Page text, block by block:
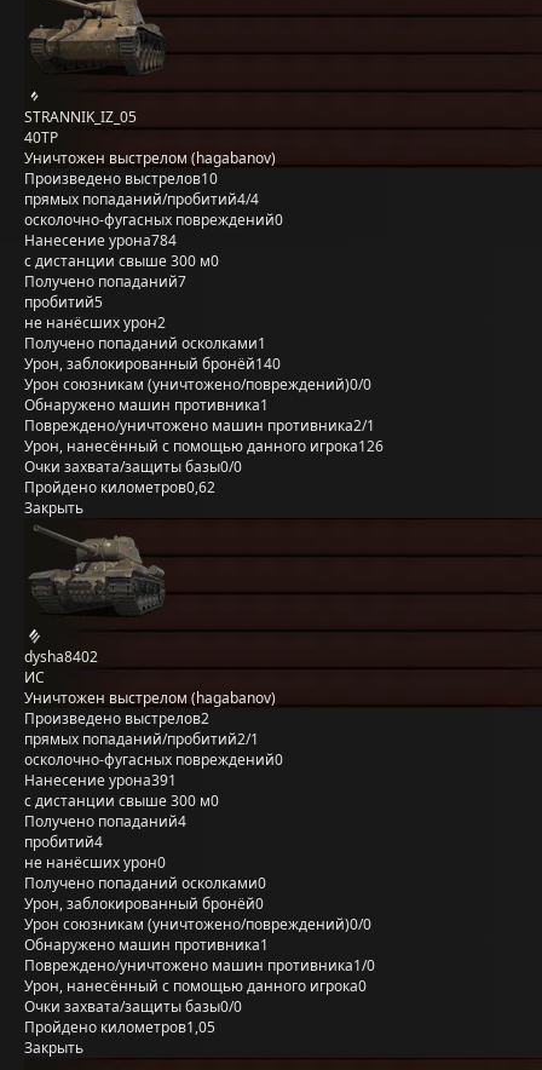
STRANNIK_IZ_05
40TP
Уничтожен выстрелом (hagabanov)
Произведено выстрелов10
прямых попаданий/пробитий4/4
осколочно-фугасных повреждений0
Нанесение урона784
с дистанции свыше 300 м0
Получено попаданий7
пробитий5
не нанёсших урон2
Получено попаданий осколками1
Урон, заблокированный бронёй140
Урон союзникам (уничтожено/повреждений)0/0
Обнаружено машин противника1
Повреждено/уничтожено машин противника2/1
Урон, нанесённый с помощью данного игрока126
Очки захвата/защиты базы0/0
Пройдено километров0,62
Закрыть
dysha8402
ИС
Уничтожен выстрелом (hagabanov)
Произведено выстрелов2
прямых попаданий/пробитий2/1
осколочно-фугасных повреждений0
Нанесение урона391
с дистанции свыше 300 м0
Получено попаданий4
пробитий4
не нанёсших урон0
Получено попаданий осколками0
Урон, заблокированный бронёй0
Урон союзникам (уничтожено/повреждений)0/0
Обнаружено машин противника1
Повреждено/уничтожено машин противника1/0
Урон, нанесённый с помощью данного игрока0
Очки захвата/защиты базы0/0
Пройдено километров1,05
Закрыть